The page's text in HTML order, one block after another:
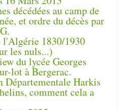
décédées au camp de
et ordre du décès par
l'Algérie 1830/1930
les nuls...)
du lycée Georges
lot à Bergerac.
Harkis
comment cela a